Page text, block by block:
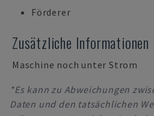
Förderer
Zusätzliche Informationen
Maschine noch unter Strom
*Es kann zu Abweichungen
Daten und den tatsächlichen